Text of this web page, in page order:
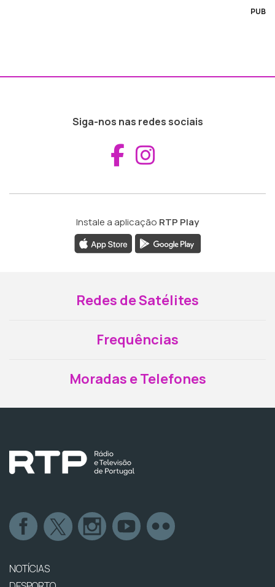
PUB
Siga-nos nas redes sociais
Aceder ao
Instale a aplicação RTP Play
Redes de Satélites
Frequências
Moradas e Telefones
NOTÍCIAS